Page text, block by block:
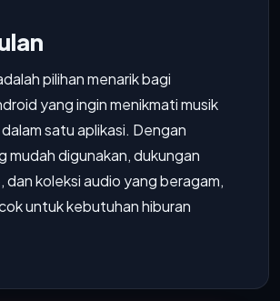
pilihan menarik bagi
yang ingin menikmati musik
satu aplikasi. Dengan
mudah digunakan, dukungan
dan koleksi audio yang beragam,
untuk kebutuhan hiburan